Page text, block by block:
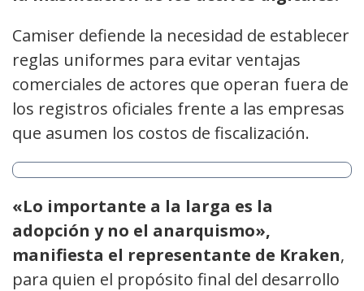
Camiser defiende la necesidad de establecer
reglas uniformes para evitar ventajas
comerciales de actores que operan fuera de
los registros oficiales frente a las empresas
que asumen los costos de fiscalización.
«Lo importante a la larga es la
adopción y no el anarquismo»,
manifiesta el representante de Kraken,
para quien el propósito final del desarrollo